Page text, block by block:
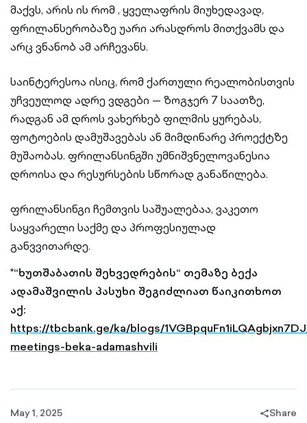
მაქვს, არის ის რომ , ყველაფრის მიუხედავად,
ფრილანსერობაზე უარი არასდროს მითქვამს და
არც ვნანობ ამ არჩევანს.
საინტერესოა ისიც, რომ ქართული რეალობისთვის
უჩვეულოდ ადრე ვდგები — ზოგჯერ 7 საათზე,
რადგან ამ დროს ვახერხებ ფილმის ყურებას,
ფოტოების დამუშავებას ან მიმდინარე პროექტზე
მუშაობას. ფრილანსინგში უმნიშვნელოვანესია
დროისა და რესურსების სწორად განაწილება.
ფრილანსინგი ჩემთვის საშუალებაა, ვაკეთო
საყვარელი საქმე და პროფესიულად
განვვითარდე.
*“ხუთშაბათის შეხვედრების“ თემაზე ბექა
ადამაშვილის პასუხი შეგიძლიათ წაიკითხოთ
აქ:
https://tbcbank.ge/ka/blogs/
meetings-beka-adamashvili
May 1, 2025
share-
Share